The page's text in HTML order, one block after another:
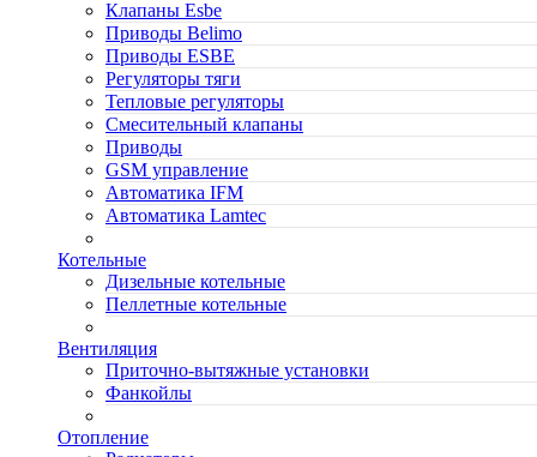
Клапаны Esbe
Приводы Belimo
Приводы ESBE
Регуляторы тяги
Тепловые регуляторы
Cмесительный клапаны
Приводы
GSM управление
Автоматика IFM
Автоматика Lamtec
Котельные
Дизельные котельные
Пеллетные котельные
Вентиляция
Приточно-вытяжные установки
Фанкойлы
Отопление